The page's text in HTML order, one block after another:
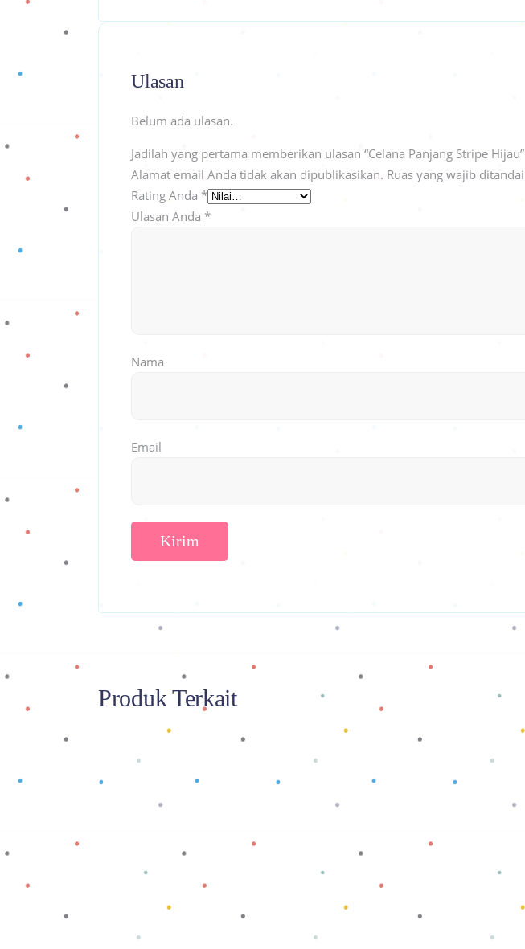
Ulasan
Belum ada ulasan.
Jadilah yang pertama memberikan ulasan “Celana Panjang Stripe Hijau”
Alamat email Anda tidak akan dipublikasikan. Ruas yang wajib ditandai
Rating Anda *
Ulasan Anda *
Nama
Email
Produk Terkait
Baca selengkapnya Baca selengkapnya